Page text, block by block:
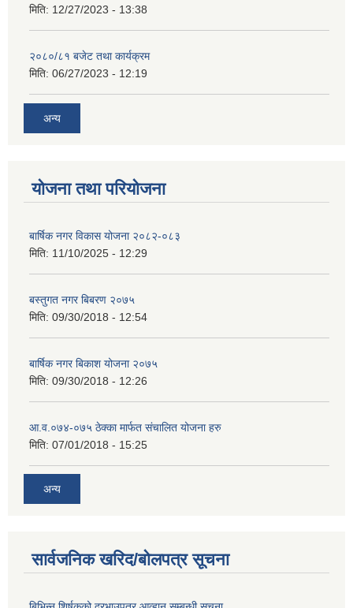
मिति: 12/27/2023 - 13:38
२०८०/८१ बजेट तथा कार्यक्रम
मिति: 06/27/2023 - 12:19
अन्य
योजना तथा परियोजना
बार्षिक नगर विकास योजना २०८२-०८३
मिति: 11/10/2025 - 12:29
बस्तुगत नगर बिबरण २०७५
मिति: 09/30/2018 - 12:54
बार्षिक नगर बिकाश योजना २०७५
मिति: 09/30/2018 - 12:26
आ.व.०७४-०७५ ठेक्का मार्फत संचालित योजना हरु
मिति: 07/01/2018 - 15:25
अन्य
सार्वजनिक खरिद/बोलपत्र सूचना